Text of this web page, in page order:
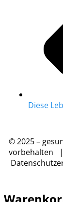
Diese
© 2025 –
vorbehalten